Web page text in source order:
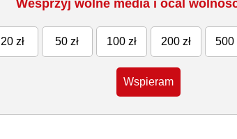
Wesprzyj wolne media i ocal
20 zł 50 zł 100 zł 200 zł 500
Wspieram